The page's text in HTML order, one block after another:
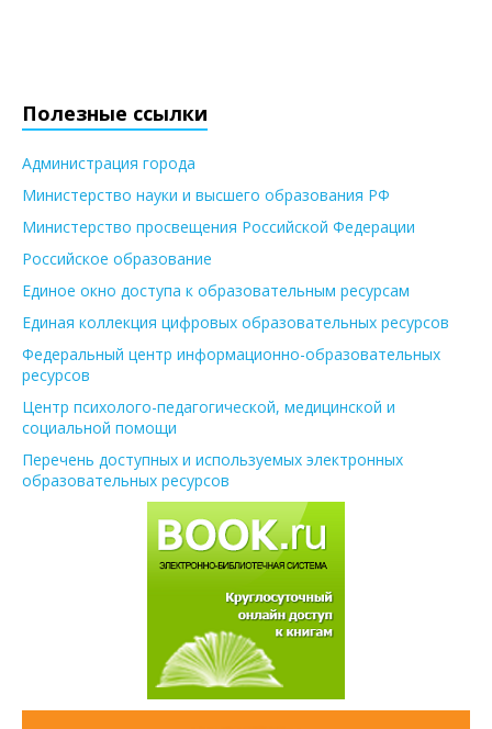
Полезные ссылки
Администрация города
Министерство науки и высшего образования РФ
Министерство просвещения Российской Федерации
Российское образование
Единое окно доступа к образовательным ресурсам
Единая коллекция цифровых образовательных ресурсов
Федеральный центр информационно-образовательных
ресурсов
Центр психолого-педагогической, медицинской и
социальной помощи
Перечень доступных и используемых электронных
образовательных ресурсов